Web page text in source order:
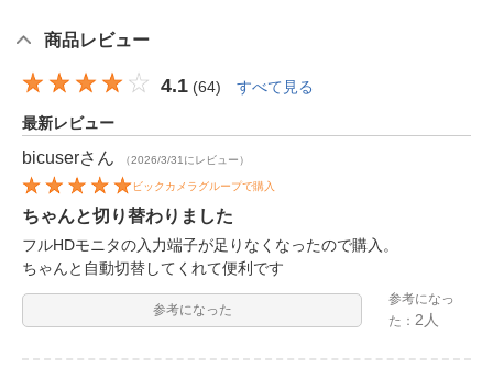
商品レビュー
4.1 (64) すべて見る
最新レビュー
bicuserさん （2026/3/31にレビュー）
ビックカメラグループで購入
ちゃんと切り替わりました
フルHDモニタの入力端子が足りなくなったので購入。
ちゃんと自動切替してくれて便利です
参考になった
参考になっ
た：2人